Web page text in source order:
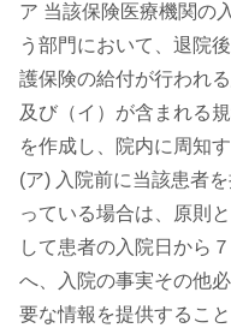
ア 当該保険医療機関の
う部門において、退院
護保険の給付が行われ
及び（イ）が含まれる
を作成し、院内に周知す
(ア) 入院前に当該患者
っている場合は、原則と
して患者の入院日から
へ、入院の事実その他必
要な情報を提供するこ